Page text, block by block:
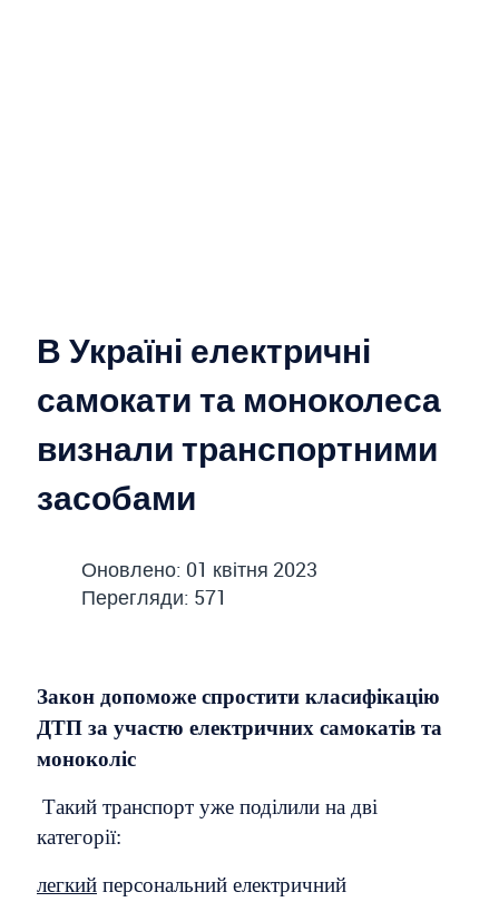
В Україні електричні
самокати та моноколеса
визнали транспортними
засобами
Оновлено: 01 квітня 2023
Перегляди: 571
Закон допоможе спростити класифікацію
ДТП за участю електричних самокатів та
моноколіс
Такий транспорт уже поділили на дві
категорії:
легкий персональний електричний